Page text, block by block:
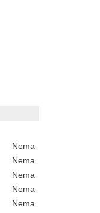
Nema
Nema
Nema
Nema
Nema